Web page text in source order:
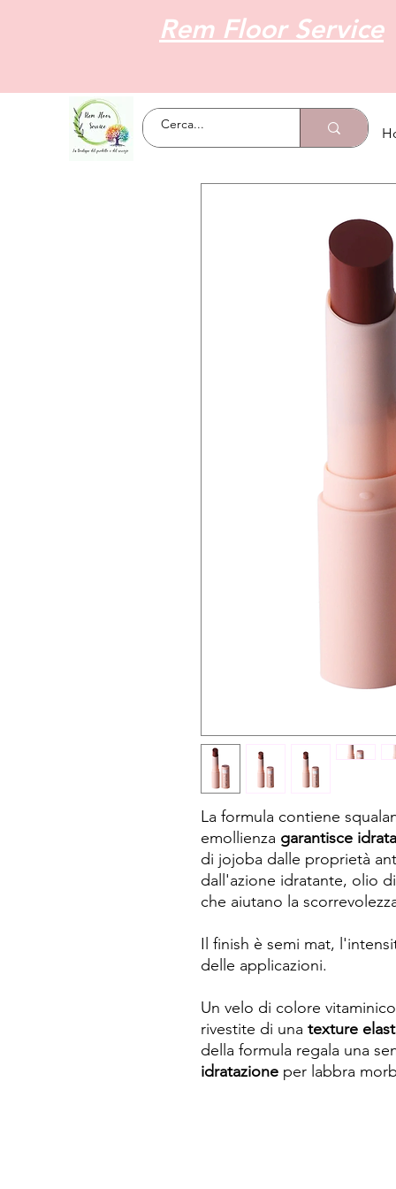
Rem Floor Service
La formula contiene
emollienza garantisce
di jojoba dalle proprietà
dall'azione idratante, olio
che aiutano la
Il finish è semi mat,
delle applicazioni.
Un velo di colore
rivestite di una texture
della formula regala una
idratazione per labbra